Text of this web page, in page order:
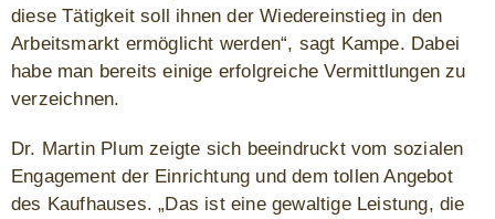
diese Tätigkeit soll ihnen der Wiedereinstieg in den
Arbeitsmarkt ermöglicht werden“, sagt Kampe. Dabei
habe man bereits einige erfolgreiche Vermittlungen zu
verzeichnen.
Dr. Martin Plum zeigte sich beeindruckt vom sozialen
Engagement der Einrichtung und dem tollen Angebot
des Kaufhauses. „Das ist eine gewaltige Leistung, die